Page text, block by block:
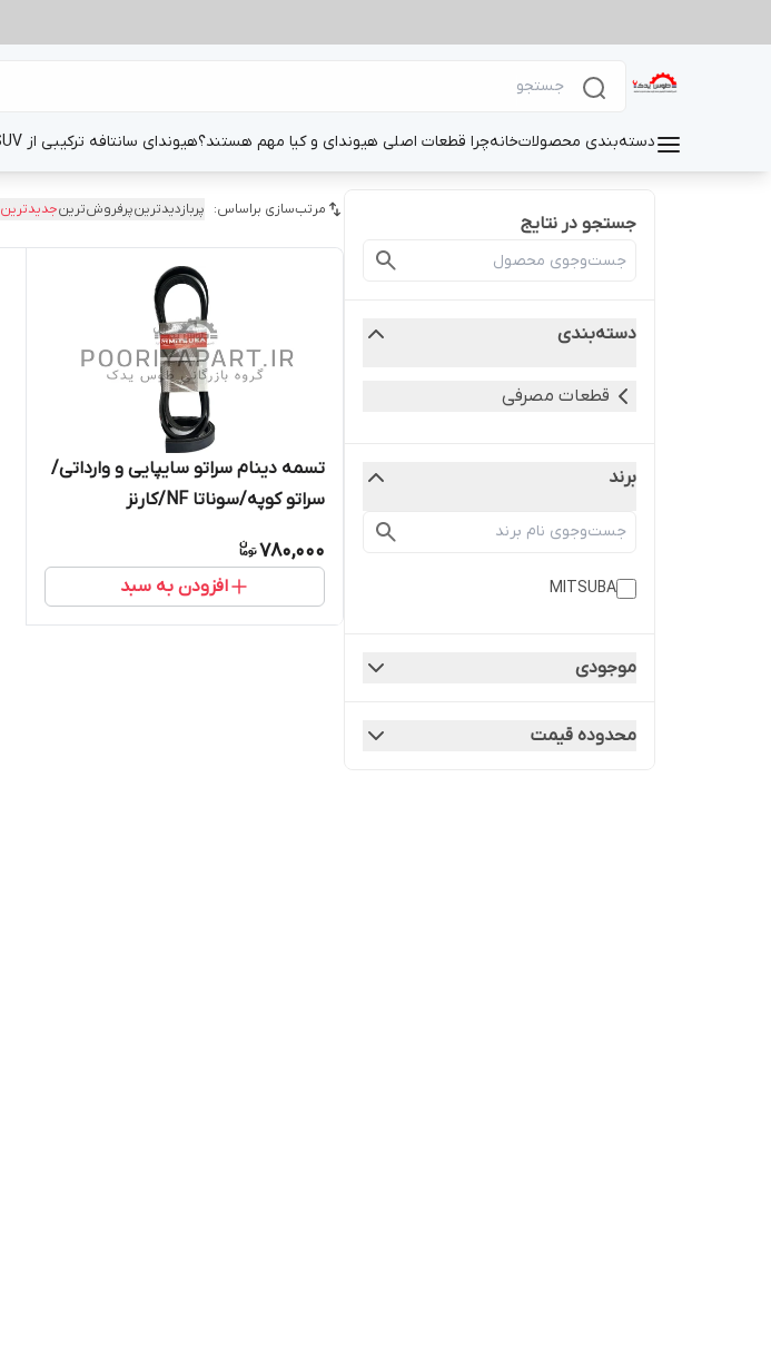
دسته‌بندی محصولاتخانهچرا قطعات اصلی هیوندای و کیا مهم هستند؟هیوندای سانتافه ترکیبی از SUV لوکس و همه کاره
جستجو در نتایج
دسته‌بندی
قطعات مصرفی
برند
MITSUBA
موجودی
محدوده قیمت
مرتب‌سازی براساس: پربازدیدترینپرفروش‌ترینجدیدترین
تسمه دینام سراتو سایپایی و وارداتی/
سراتو کوپه/سوناتا NF/کارنز
780,000
افزودن به سبد